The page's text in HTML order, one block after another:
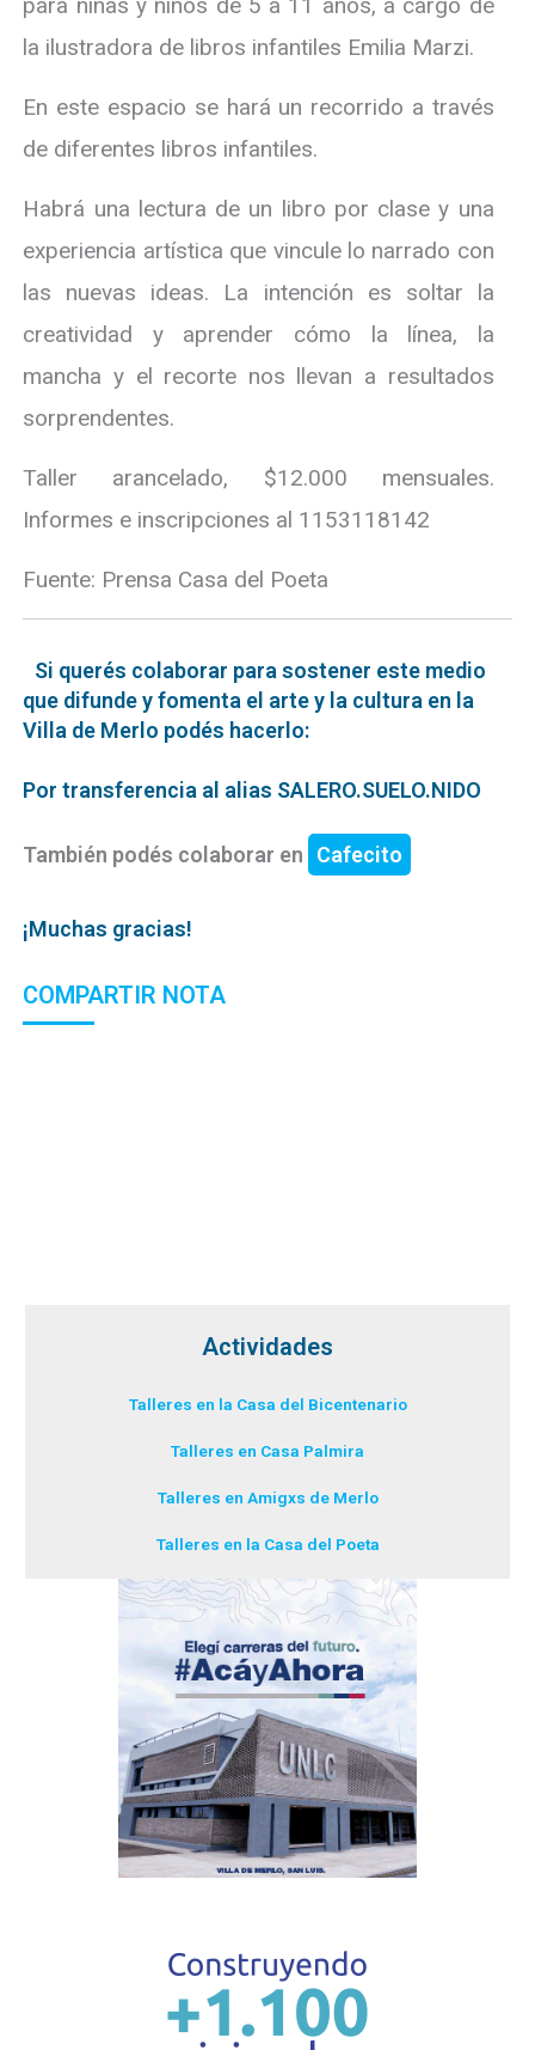
para niñas y niños de 5 a 11 años, a cargo de
la ilustradora de libros infantiles Emilia Marzi.
En este espacio se hará un recorrido a través
de diferentes libros infantiles.
Habrá una lectura de un libro por clase y una
experiencia artística que vincule lo narrado con
las nuevas ideas. La intención es soltar la
creatividad y aprender cómo la línea, la
mancha y el recorte nos llevan a resultados
sorprendentes.
Taller arancelado, $12.000 mensuales.
Informes e inscripciones al 1153118142
Fuente: Prensa Casa del Poeta
Si querés colaborar para sostener este medio
que difunde y fomenta el arte y la cultura en la
Villa de Merlo podés hacerlo:
Por transferencia al alias SALERO.SUELO.NIDO
También podés colaborar en Cafecito
¡Muchas gracias!
COMPARTIR NOTA
Actividades
Talleres en la Casa del Bicentenario
Talleres en Casa Palmira
Talleres en Amigxs de Merlo
Talleres en la Casa del Poeta